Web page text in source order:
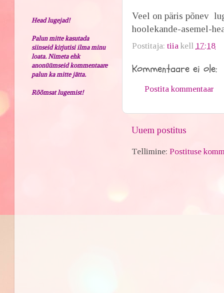
Veel on päris põnev
hoolekande-asemel-
Postitaja:tiia kell 17:18
Kommentaare ei ole:
Postita kommentaar
Uuem postitus
Tellimine:Postituse
Head lugejad!
Palun mitte kasutada
siinseid kirjutisi ilma minu
loata. Nimeta ehk
anonüümseid kommentaare
palun ka mitte jätta.
Rõõmsat lugemist!